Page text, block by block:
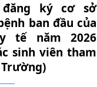
đăng ký cơ sở
ban đầu của
tế năm 2026
sinh viên tham